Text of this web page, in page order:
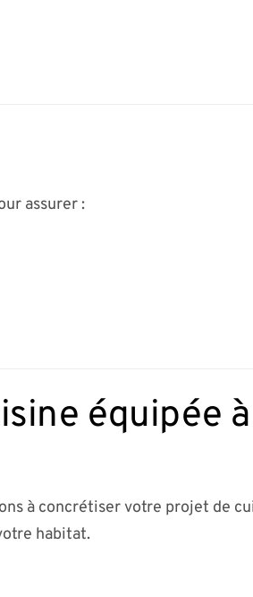
assurer :
équipée
à concrétiser votre projet de
habitat.